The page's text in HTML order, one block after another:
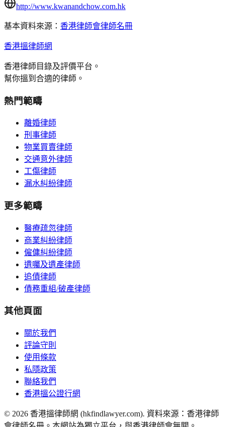
http://www.kwanandchow.com.hk
基本資料來源： 香港律師會律師名冊
香港搵律師網
香港律師目錄及評價平台。
幫你搵到合適的律師。
熱門範疇
離婚律師
刑事律師
物業買賣律師
交通意外律師
工傷律師
漏水糾紛律師
更多範疇
醫療疏忽律師
商業糾紛律師
僱傭糾紛律師
遺囑及遺產律師
追債律師
債務重組/破產律師
其他頁面
關於我們
評論守則
使用條款
私隱政策
聯絡我們
香港搵公證行網
© 2026 香港搵律師網 (hkfindlawyer.com). 資料來源：香港律師